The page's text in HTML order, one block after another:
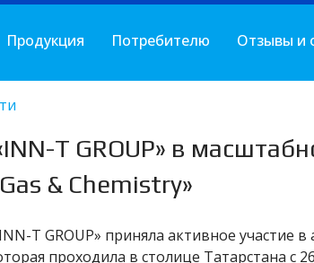
Продукция Потребителю Отзывы и
T GROUP» в
& Chemistry»
T GROUP» приняла активное участие
проходила в столице Татарстана с